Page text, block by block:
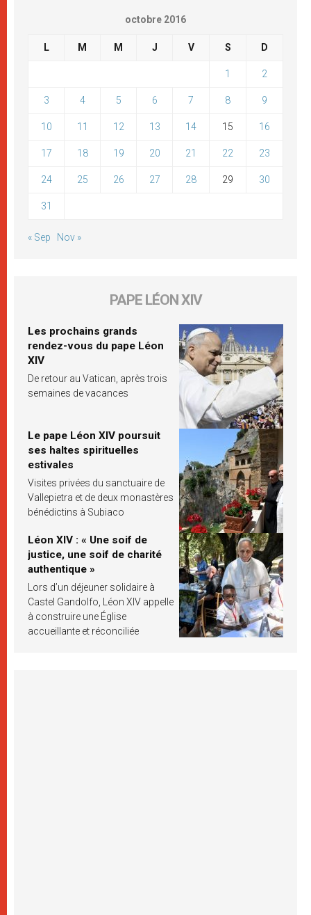
octobre 2016
L M M J V S D
1 2
3 4 5 6 7 8 9
10 11 12 13 14 15 16
17 18 19 20 21 22 23
24 25 26 27 28 29 30
31
« Sep Nov »
PAPE LÉON XIV
Les prochains grands
rendez-vous du pape Léon
XIV
De retour au Vatican, après trois
semaines de vacances
Le pape Léon XIV poursuit
ses haltes spirituelles
estivales
Visites privées du sanctuaire de
Vallepietra et de deux monastères
bénédictins à Subiaco
Léon XIV : « Une soif de
justice, une soif de charité
authentique »
Lors d’un déjeuner solidaire à
Castel Gandolfo, Léon XIV appelle
à construire une Église
accueillante et réconciliée